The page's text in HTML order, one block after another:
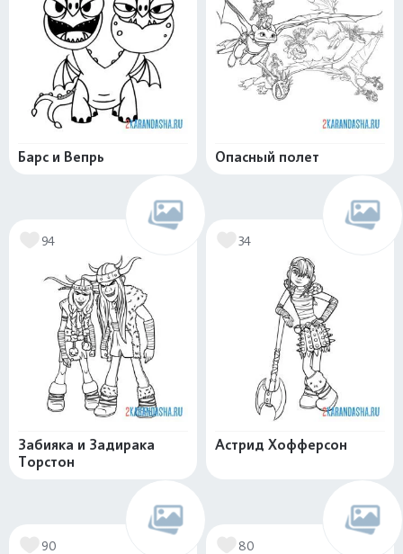
Барс и Вепрь Опасный полет
94
Забияка и Задирака
Торстон
34
Астрид Хофферсон
90 80